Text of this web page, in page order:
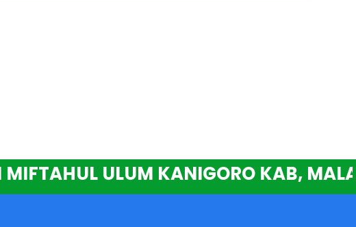
ULUM KANIGORO KAB, MALANG.